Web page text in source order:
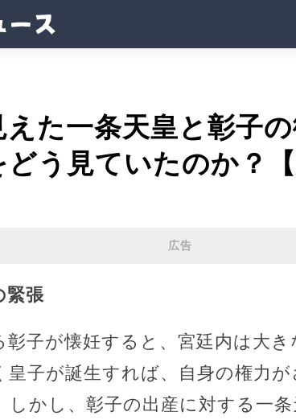
た一条天皇と彰子の
う見ていたのか？【
広告
緊張
彰子が懐妊すると、宮廷内は大
皇子が誕生すれば、自身の権力
しかし、彰子の出産に対する一